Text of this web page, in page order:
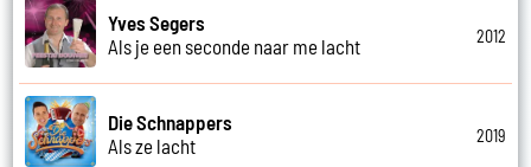
Yves Segers
Als je een seconde naar me lacht
2012
Die Schnappers
Als ze lacht
2019